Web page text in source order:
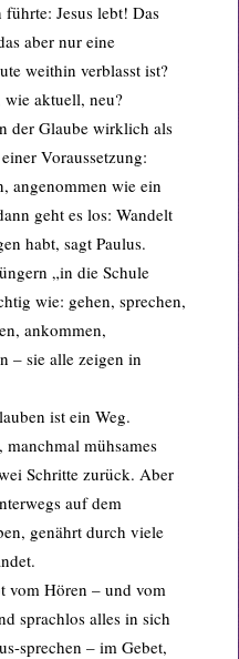
Jesus lebt! Das
aber nur eine
weithin verblasst ist?
aktuell, neu?
der Glaube wirklich als
Voraussetzung:
angenommen wie ein
geht es los: Wandelt
habt, sagt Paulus.
„in die Schule
wie: gehen, sprechen,
ankommen,
– sie alle zeigen in
ist ein Weg.
mühsames
Schritte zurück. Aber
auf dem
genährt durch viele
vom Hören – und vom
sprachlos alles in sich
sprechen – im Gebet,